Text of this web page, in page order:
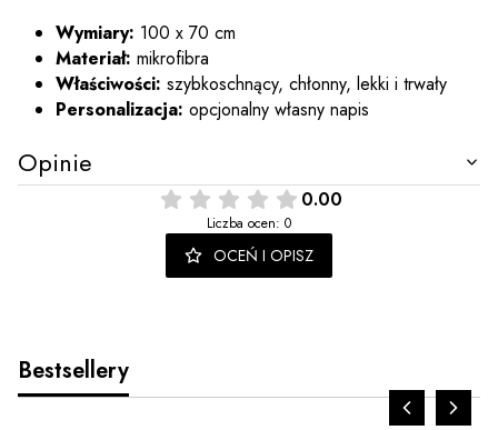
Wymiary: 100 x 70 cm
Materiał: mikrofibra
Właściwości: szybkoschnący, chłonny, lekki i trwały
Personalizacja: opcjonalny własny napis
Opinie
0.00
Liczba ocen: 0
OCEŃ I OPISZ
Bestsellery